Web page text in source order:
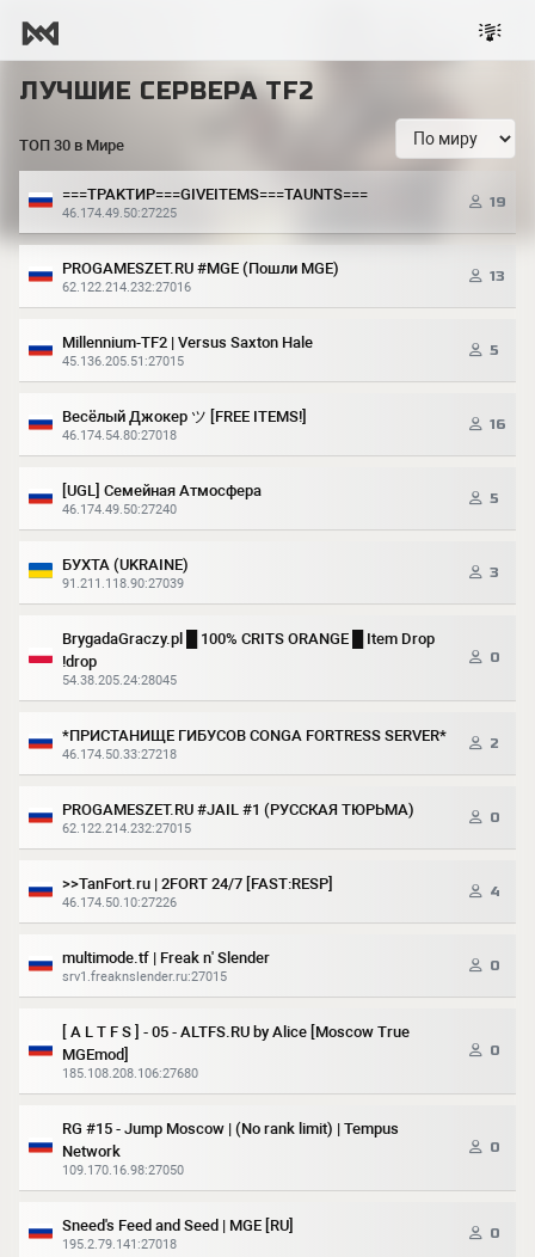
ЛУЧШИЕ СЕРВЕРА TF2
ТОП 30 в Мире
===TPAKTИP===GIVEITEMS===TAUNTS===
46.174.49.50:27225
19
PROGAMESZET.RU #MGE (Пошли MGE)
62.122.214.232:27016
13
Millennium-TF2 | Versus Saxton Hale
45.136.205.51:27015
5
Весёлый Джокер ツ [FREE ITEMS!]
46.174.54.80:27018
16
[UGL] Семейная Атмосфера
46.174.49.50:27240
5
БУХТА (UKRAINE)
91.211.118.90:27039
3
BrygadaGraczy.pl █ 100% CRITS ORANGE █ Item Drop
!drop
54.38.205.24:28045
0
*ПРИСТАНИЩЕ ГИБУСОВ CONGA FORTRESS SERVER*
46.174.50.33:27218
2
PROGAMESZET.RU #JAIL #1 (РУССКАЯ ТЮРЬМА)
62.122.214.232:27015
0
>>TanFort.ru | 2FORT 24/7 [FAST:RESP]
46.174.50.10:27226
4
multimode.tf | Freak n' Slender
srv1.freaknslender.ru:27015
0
[ A L T F S ] - 05 - ALTFS.RU by Alice [Moscow True
MGEmod]
185.108.208.106:27680
0
RG #15 - Jump Moscow | (No rank limit) | Tempus
Network
109.170.16.98:27050
0
Sneed's Feed and Seed | MGE [RU]
195.2.79.141:27018
0